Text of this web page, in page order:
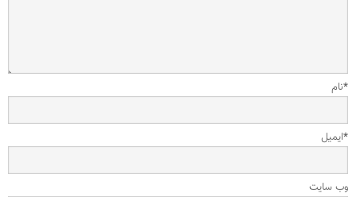
نام*
ایمیل*
وب‌ سایت